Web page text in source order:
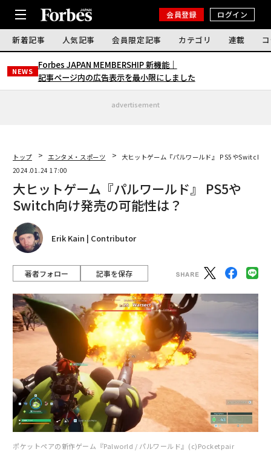
会員登録 ログイン
新着記事 人気記事 会員限定記事 カテゴリ 連載
NEWS
Forbes JAPAN MEMBERSHIP 新機能｜
記事ページ内の広告表示を最小限にしました
advertisement
トップ エンタメ・スポーツ
大ヒットゲーム『パルワールド』 PS5やSwitch向
2024.01.24 17:00
大ヒットゲーム『パルワールド』 PS5や
Switch向け発売の可能性は？
Erik Kain | Contributor
著者フォロー 記事を保存
ポケットペアの新作ゲーム『Palworld / パルワールド』(c)Pocketpair